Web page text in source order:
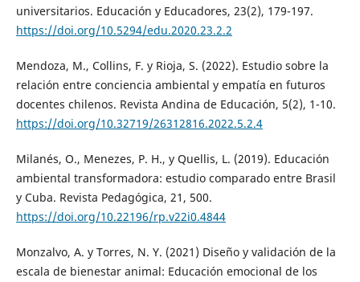
universitarios. Educación y Educadores, 23(2), 179-197.
https://doi.org/10.5294/edu.2020.23.2.2
Mendoza, M., Collins, F. y Rioja, S. (2022). Estudio sobre la
relación entre conciencia ambiental y empatía en futuros
docentes chilenos. Revista Andina de Educación, 5(2), 1-10.
https://doi.org/10.32719/26312816.2022.5.2.4
Milanés, O., Menezes, P. H., y Quellis, L. (2019). Educación
ambiental transformadora: estudio comparado entre Brasil
y Cuba. Revista Pedagógica, 21, 500.
https://doi.org/10.22196/rp.v22i0.4844
Monzalvo, A. y Torres, N. Y. (2021) Diseño y validación de la
escala de bienestar animal: Educación emocional de los